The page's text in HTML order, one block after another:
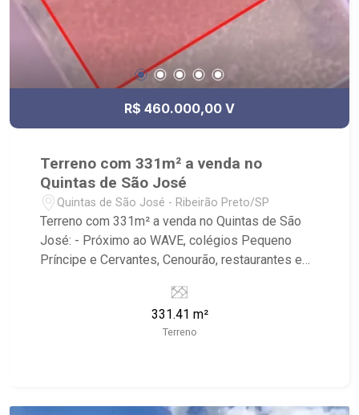
R$ 460.000,00 V
Terreno com 331m² a venda no
Quintas de São José
Quintas de São José - Ribeirão Preto/SP
Terreno com 331m² a venda no Quintas de São
José: - Próximo ao WAVE, colégios Pequeno
Príncipe e Cervantes, Cenourão, restaurantes e
331.41 m²
Terreno